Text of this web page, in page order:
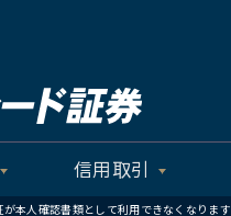
信用取引
が本人確認書類として利用できなくなります